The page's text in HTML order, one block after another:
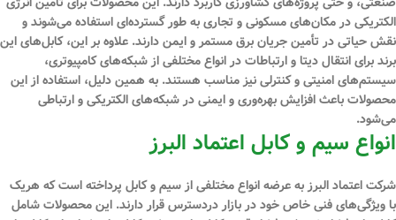
الکتریکی در مکان‌های مسکونی و تجاری به طور گسترده‌ای استفاده می‌شوند و
نقش حیاتی در تأمین جریان برق مستمر و ایمن دارند. علاوه بر این، کابل‌های این
برند برای انتقال دیتا و ارتباطات در انواع مختلفی از شبکه‌های کامپیوتری،
سیستم‌های امنیتی و کنترلی نیز مناسب هستند. به همین دلیل، استفاده از این
محصولات باعث افزایش بهره‌وری و ایمنی در شبکه‌های الکتریکی و ارتباطی
می‌شود.
انواع سیم و کابل اعتماد البرز
شرکت اعتماد البرز به عرضه انواع مختلفی از سیم و کابل پرداخته است که هریک
با ویژگی‌های فنی خاص خود در بازار دردسترس قرار دارند. این محصولات شامل